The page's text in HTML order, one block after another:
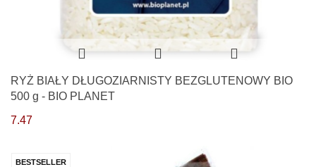
RYŻ BIAŁY DŁUGOZIARNISTY BEZGLUTENOWY BIO
500 g - BIO PLANET
7.47
BESTSELLER